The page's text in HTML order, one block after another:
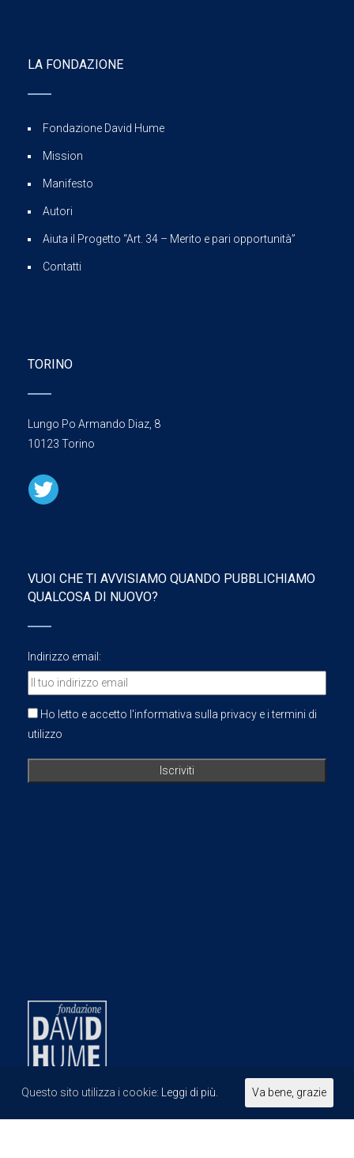
LA FONDAZIONE
Fondazione David Hume
Mission
Manifesto
Autori
Aiuta il Progetto “Art. 34 – Merito e pari opportunità”
Contatti
TORINO
Lungo Po Armando Diaz, 8
10123 Torino
VUOI CHE TI AVVISIAMO QUANDO PUBBLICHIAMO
QUALCOSA DI NUOVO?
Indirizzo email:
Ho letto e accetto l'informativa sulla privacy e i termini di
utilizzo
Questo sito utilizza i cookie: Leggi di più. Va bene, grazie